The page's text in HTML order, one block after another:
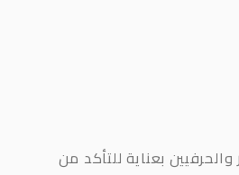
بعناية للتأكد من